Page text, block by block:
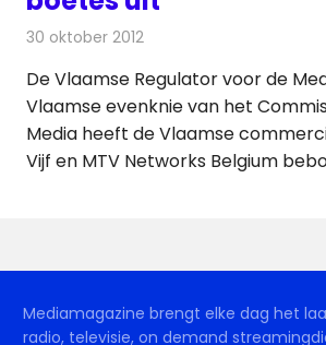
30 oktober 2012
De Vlaamse Regulator voor de
Vlaamse evenknie van het
Media heeft de Vlaamse
Vijf en MTV Networks Belgium
Mediamagazine brengt elke dag het
radio, televisie, on demand